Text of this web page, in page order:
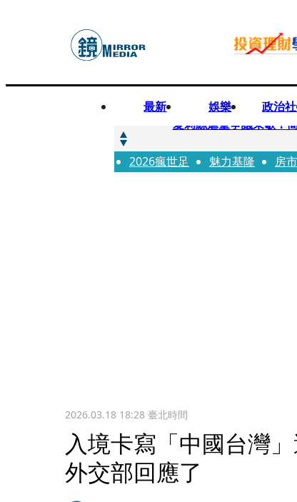
最新 娛樂 政治
快訊
夏莉絲虐童爭議未歇！
快訊
疊單計時算法現歧異 外
2026瘋世足 魅力基隆 房
2026.03.18 18:28臺北時間
入境卡寫「中國台灣
外交部回應了